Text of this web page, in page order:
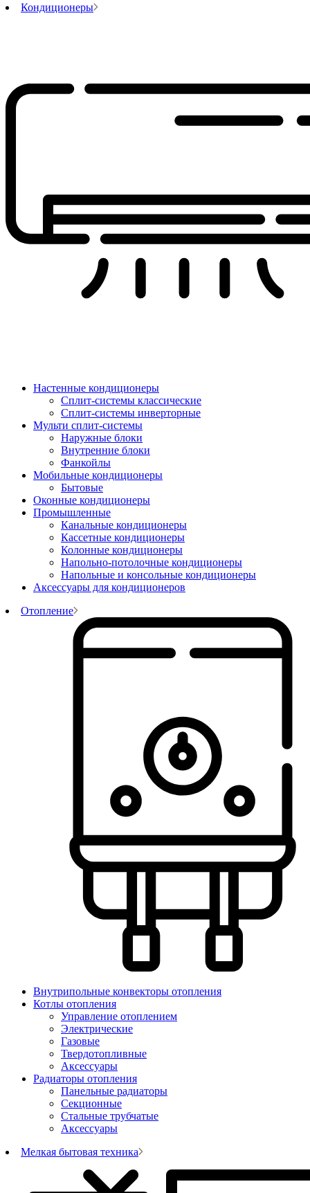
Кондиционеры
Настенные кондиционеры
Сплит-системы классические
Сплит-системы инверторные
Мульти сплит-системы
Наружные блоки
Внутренние блоки
Фанкойлы
Мобильные кондиционеры
Бытовые
Оконные кондиционеры
Промышленные
Канальные кондиционеры
Кассетные кондиционеры
Колонные кондиционеры
Напольно-потолочные кондиционеры
Напольные и консольные кондиционеры
Аксессуары для кондиционеров
Отопление
Внутрипольные конвекторы отопления
Котлы отопления
Управление отоплением
Электрические
Газовые
Твердотопливные
Аксессуары
Радиаторы отопления
Панельные радиаторы
Секционные
Стальные трубчатые
Аксессуары
Мелкая бытовая техника